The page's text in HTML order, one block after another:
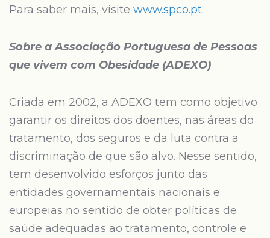
Para saber mais, visite www.spco.pt.
Sobre a Associação Portuguesa de Pessoas
que vivem com Obesidade (ADEXO)
Criada em 2002, a ADEXO tem como objetivo
garantir os direitos dos doentes, nas áreas do
tratamento, dos seguros e da luta contra a
discriminação de que são alvo. Nesse sentido,
tem desenvolvido esforços junto das
entidades governamentais nacionais e
europeias no sentido de obter políticas de
saúde adequadas ao tratamento, controle e